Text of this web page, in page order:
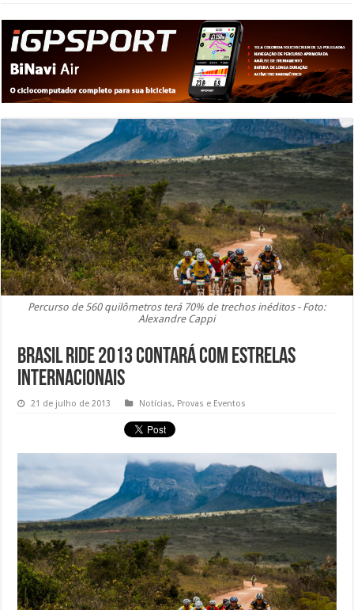
Percurso de 560 quilômetros terá 70% de trechos inéditos - Foto:
Alexandre Cappi
Brasil Ride 2013 contará com estrelas
internacionais
21 de julho de 2013 Notícias, Provas e Eventos